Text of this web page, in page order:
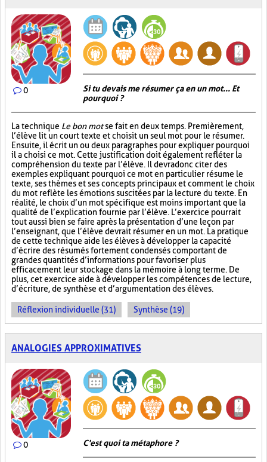
0
Si tu devais me résumer ça en un mot... Et
pourquoi ?
La technique Le bon motse fait en deux temps. Premièrement,
l’élève lit un court texte et choisit un seul mot pour le résumer.
Ensuite, il écrit un ou deux paragraphes pour expliquer pourquoi
il a choisi ce mot. Cette justification doit également refléter la
compréhension du texte par l’élève. Il devra donc citer des
exemples expliquant pourquoi ce mot en particulier résume le
texte, ses thèmes et ses concepts principaux et comment le choix
du mot reflète les émotions suscitées par la lecture du texte. En
réalité, le choix d’un mot spécifique est moins important que la
qualité de l’explication fournie par l’élève. L’exercice pourrait
tout aussi bien se faire après la présentation d’une leçon par
l’enseignant, que l’élève devrait résumer en un mot. La pratique
de cette technique aide les élèves à développer la capacité
d’écrire des résumés fortement condensés comportant de
grandes quantités d’informations pour favoriser plus
efficacement leur stockage dans la mémoire à long terme. De
plus, cet exercice aide à développer les compétences de lecture,
d’écriture, de synthèse et d’argumentation des élèves.
Réflexion individuelle (31) Synthèse (19)
ANALOGIES APPROXIMATIVES
0 C'est quoi ta métaphore ?